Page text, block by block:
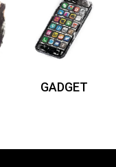
GADGET